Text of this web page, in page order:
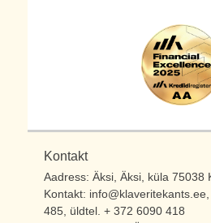
Kontakt
Aadress: Äksi, Äksi, küla 75038
Kontakt:
485, üldtel. + 372 6090 418